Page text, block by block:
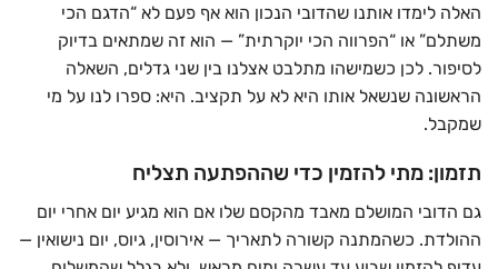
האלה לימדו אותנו שהדובי הנכון הוא אף פעם לא “הדגם הכי
משתלם” או “הפרווה הכי יוקרתית” — הוא זה שמתאים בדיוק
לסיפור. לכן כשמישהו מתלבט אצלנו בין שני גדלים, השאלה
הראשונה שנשאל אותו היא לא על תקציב. היא: ספרו לנו על מי
שמקבל.
תזמון: מתי להזמין כדי שההפתעה תצליח
גם הדובי המושלם מאבד מהקסם שלו אם הוא מגיע יום אחרי יום
ההולדת. כשהמתנה קשורה לתאריך — אירוסין, גיוס, יום נישואין —